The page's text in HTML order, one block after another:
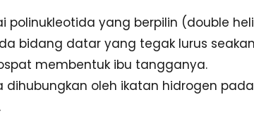
polinukleotida yang berpilin (double
bidang datar yang tegak lurus
membentuk ibu tangganya.
dihubungkan oleh ikatan hidrogen